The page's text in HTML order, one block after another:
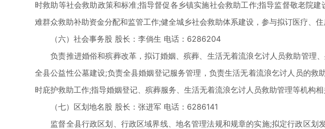
时救助等社会救助政策和标准;指导督促各乡镇实施社会救助工作;指导监督敬老院
难群众救助补助资金分配和监管工作;健全城乡社会救助体系建设，参与拟订医疗、
（六）社会事务股 股长：李倘生 电话：6286204
负责推进婚俗和殡葬改革，拟订婚姻、殡葬、生活无着流浪乞讨人员救助管理
全县公益性公墓建设;负责全县婚姻登记服务管理，负责生活无着流浪乞讨人员的
时庇护救助工作;指导婚姻登记、殡葬服务、生活无着流浪乞讨人员救助管理等机构相
（七）区划地名股 股长：张进军 电话：6286141
监督全县行政区划、行政区域界线、地名管理法规和规章的实施;拟定行政区划